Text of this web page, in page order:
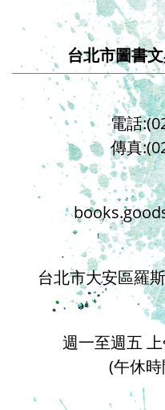
台北市圖書
電話
傳真
台北市大安區羅
週一至週五
(午休